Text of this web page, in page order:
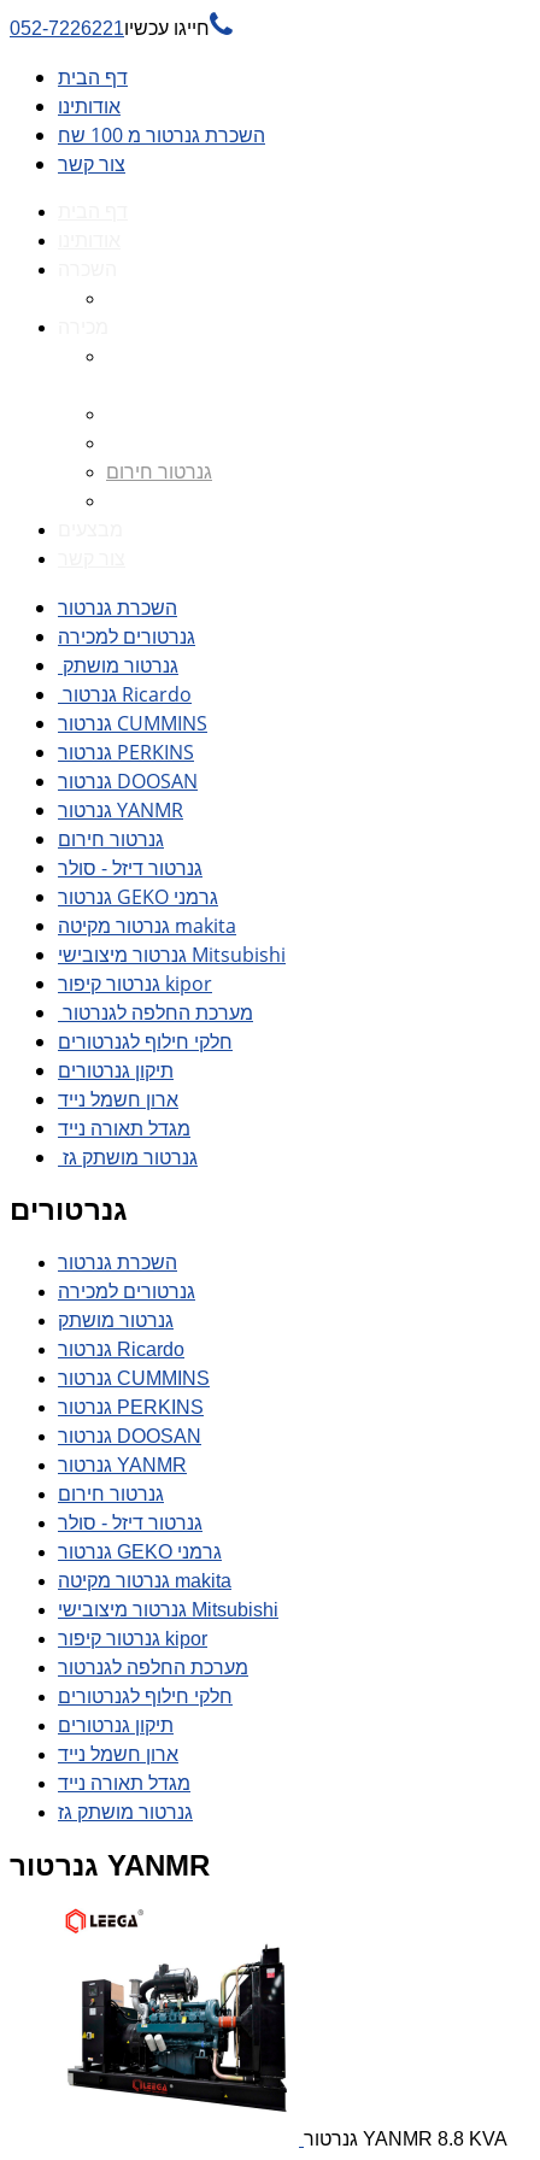
חייגו עכשיו052-7226221 
דף הבית
אודותינו
השכרת גנרטור מ 100 שח
צור קשר
גנרטור חירום
השכרת גנרטור
גנרטורים למכירה
גנרטור מושתק
גנרטור Ricardo
גנרטור CUMMINS
גנרטור PERKINS
גנרטור DOOSAN
גנרטור YANMR
גנרטור חירום
גנרטור דיזל - סולר
גנרטור GEKO גרמני
גנרטור מקיטה makita
גנרטור מיצובישי Mitsubishi
גנרטור קיפור kipor
מערכת החלפה לגנרטור
חלקי חילוף לגנרטורים
תיקון גנרטורים
ארון חשמל נייד
מגדל תאורה נייד
גנרטור מושתק גז
גנרטורים
השכרת גנרטור
גנרטורים למכירה
גנרטור מושתק
גנרטור Ricardo
גנרטור CUMMINS
גנרטור PERKINS
גנרטור DOOSAN
גנרטור YANMR
גנרטור חירום
גנרטור דיזל - סולר
גנרטור GEKO גרמני
גנרטור מקיטה makita
גנרטור מיצובישי Mitsubishi
גנרטור קיפור kipor
מערכת החלפה לגנרטור
חלקי חילוף לגנרטורים
תיקון גנרטורים
ארון חשמל נייד
מגדל תאורה נייד
גנרטור מושתק גז
גנרטור YANMR
גנרטור YANMR 8.8 KVA